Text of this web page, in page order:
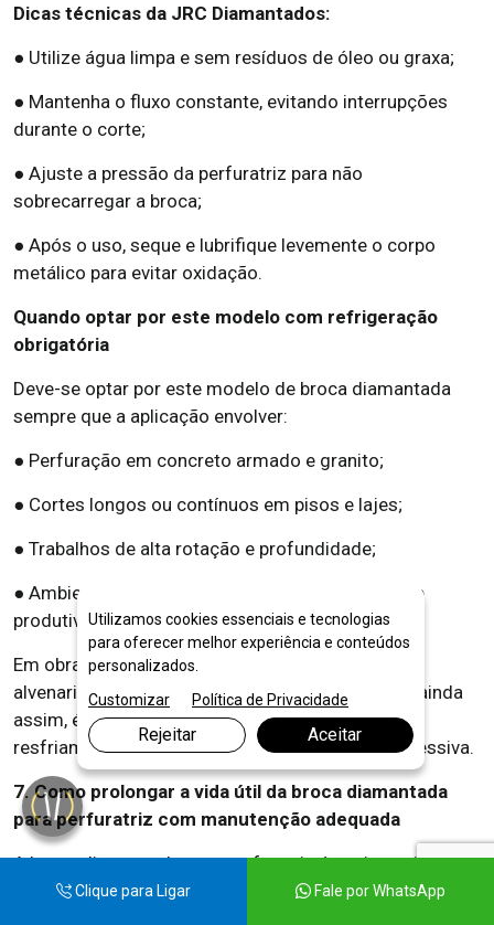
Dicas técnicas da JRC Diamantados:
● Utilize água limpa e sem resíduos de óleo ou graxa;
● Mantenha o fluxo constante, evitando interrupções
durante o corte;
● Ajuste a pressão da perfuratriz para não
sobrecarregar a broca;
● Após o uso, seque e lubrifique levemente o corpo
metálico para evitar oxidação.
Quando optar por este modelo com refrigeração
obrigatória
Deve-se optar por este modelo de broca diamantada
sempre que a aplicação envolver:
● Perfuração em concreto armado e granito;
● Cortes longos ou contínuos em pisos e lajes;
● Trabalhos de alta rotação e profundidade;
● Ambientes industriais com demanda intensa de
produtividade.
Em obras mais leves, como pequenos furos em
alvenaria, o uso a seco pode ser possível — mas, ainda
assim, é importante respeitar os intervalos de
resfriamento natural e nunca aplicar pressão excessiva.
7. Como prolongar a vida útil da broca diamantada
para perfuratriz com manutenção adequada
A broca diamantada para perfuratriz é um investimento
estratégico em produtividade e precisão — e, para
Clique para Ligar Fale por WhatsApp
Utilizamos cookies essenciais e tecnologias
para oferecer melhor experiência e conteúdos
personalizados.
Customizar
Política de Privacidade
Rejeitar Aceitar